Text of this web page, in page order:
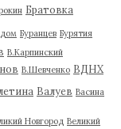
Братовка
дом Буранцев Бурятия
В.Карпинский
В.Шевченко ВДНХ
Валуев Васина
Новгород Великий